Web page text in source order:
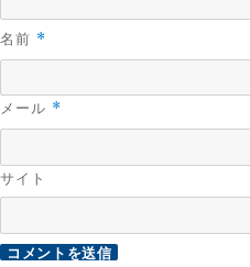
名前 *
メール *
サイト